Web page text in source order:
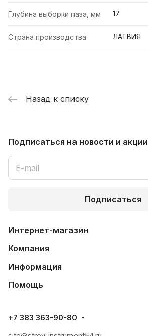
Глубина выборки паза, мм 17
Страна производства ЛАТВИЯ
Назад к списку
Подписаться на новости и акции
Подписаться
Интернет-магазин
Компания
Информация
Помощь
+7 383 363-90-80